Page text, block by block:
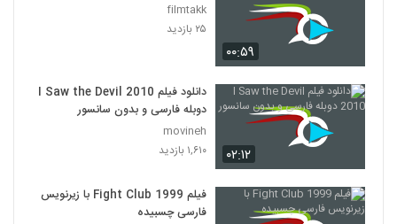
۰۰:۵۹
filmtakk
۲۵ بازدید
۰۲:۱۲
دانلود فیلم I Saw the Devil 2010
دوبله فارسی و بدون سانسور
movineh
۱,۶۱۰ بازدید
فیلم Fight Club 1999 با زیرنویس
فارسی چسبیده